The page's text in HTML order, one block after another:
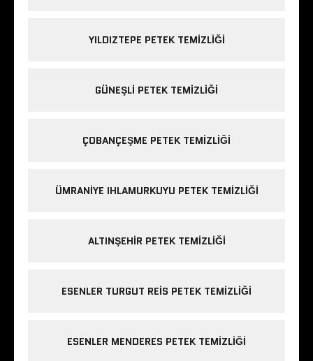
YILDIZTEPE PETEK TEMIZLIĞI
GÜNEŞLI PETEK TEMIZLIĞI
ÇOBANÇEŞME PETEK TEMIZLIĞI
ÜMRANIYE IHLAMURKUYU PETEK TEMIZLIĞI
ALTINŞEHIR PETEK TEMIZLIĞI
ESENLER TURGUT REIS PETEK TEMIZLIĞI
ESENLER MENDERES PETEK TEMIZLIĞI